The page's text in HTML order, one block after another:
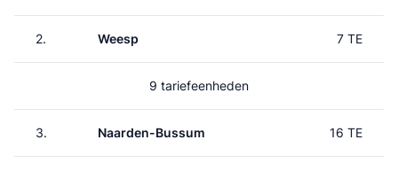
2. Weesp 7 TE
9 tariefeenheden
3. Naarden-Bussum 16 TE